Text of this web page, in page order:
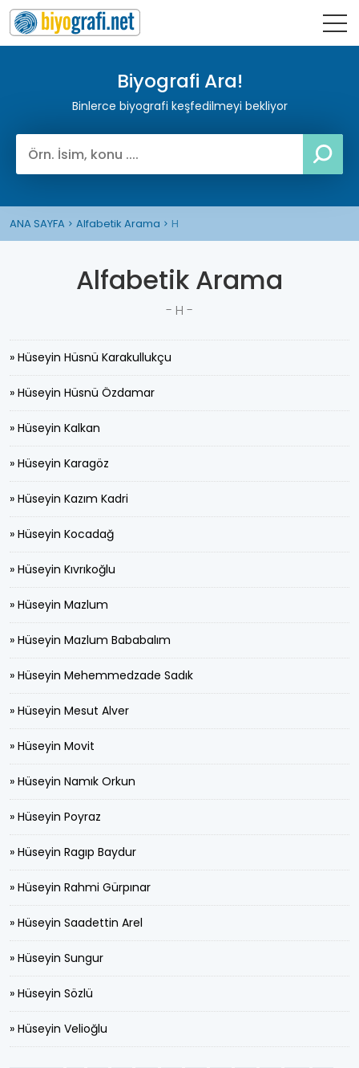
Biyografi Ara!
Binlerce biyografi keşfedilmeyi bekliyor
ANA SAYFA Alfabetik Arama H
Alfabetik Arama
- H -
» Hüseyin Hüsnü Karakullukçu
» Hüseyin Hüsnü Özdamar
» Hüseyin Kalkan
» Hüseyin Karagöz
» Hüseyin Kazım Kadri
» Hüseyin Kocadağ
» Hüseyin Kıvrıkoğlu
» Hüseyin Mazlum
» Hüseyin Mazlum Bababalım
» Hüseyin Mehemmedzade Sadık
» Hüseyin Mesut Alver
» Hüseyin Movit
» Hüseyin Namık Orkun
» Hüseyin Poyraz
» Hüseyin Ragıp Baydur
» Hüseyin Rahmi Gürpınar
» Hüseyin Saadettin Arel
» Hüseyin Sungur
» Hüseyin Sözlü
» Hüseyin Velioğlu